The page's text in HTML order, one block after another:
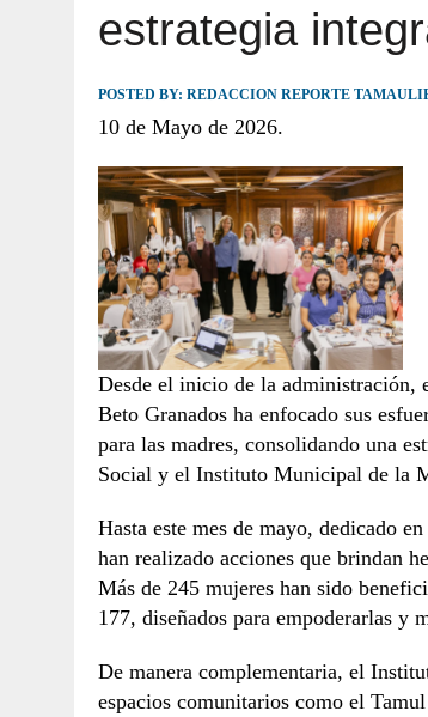
JULIO 30, 2026 | TAMAULIPAS TE INVITA A
estrategia
POSTED BY: REDACCION REPORTE
10 de Mayo de 2026.
Desde el inicio de la administración,
Beto Granados ha enfocado sus
para las madres, consolidando una
Social y el Instituto Municipal de la
Hasta este mes de mayo, dedicado
han realizado acciones que brindan
Más de 245 mujeres han sido
177, diseñados para empoderarlas y
De manera complementaria, el
espacios comunitarios como el